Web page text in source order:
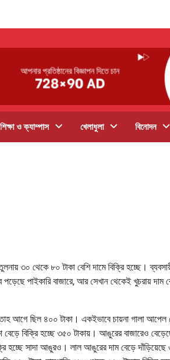
শিক্ষা ও ক্যাম্পাস খেলাধুলা বিনোদন
৩০ থেকে ৮০ টাকা বেশি দামে বিক্রি হচ্ছে।
পাইকারি বাজারে, আর সেখান থেকেই খুচরায় দাম
আগে ছিল ৪০০ টাকা। একইভাবে চায়না গালা আপেল
বিক্রি হচ্ছে ৩৫০ টাকায়। আঙুরের বাজারেও
হচ্ছে সাদা আঙুরও। লাল আঙুরের দাম বেড়ে দাঁড়িয়েছে